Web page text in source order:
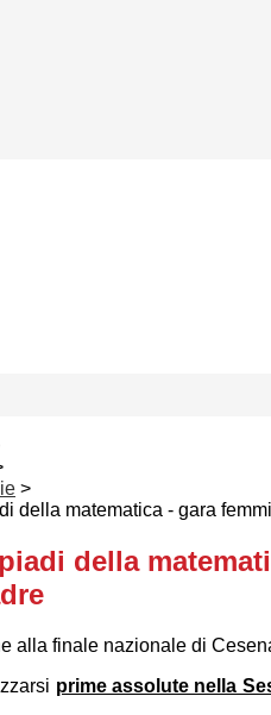
>
della matematica - gara
della
alla finale nazionale di
prime assolute nella